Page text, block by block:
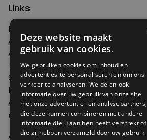
Links
Nieuws
Artikelen
Agenda
Thema's
Shop
Edities
Abonneren
Over Genoeg
Adverteren
Deze website maakt
gebruik van cookies.
We gebruiken cookies om inhoud en
advertenties te personaliseren en om ons
verkeer te analyseren. We delen ook
informatie over uw gebruik van onze site
met onze advertentie- en analysepartners,
die deze kunnen combineren met andere
informatie die u aan hen heeft verstrekt of
die zij hebben verzameld door uw gebruik